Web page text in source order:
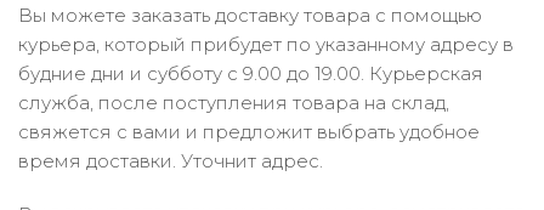
Вы можете заказать доставку товара с помощью
курьера, который прибудет по указанному адресу в
будние дни и субботу с 9.00 до 19.00. Курьерская
служба, после поступления товара на склад,
свяжется с вами и предложит выбрать удобное
время доставки. Уточнит адрес.